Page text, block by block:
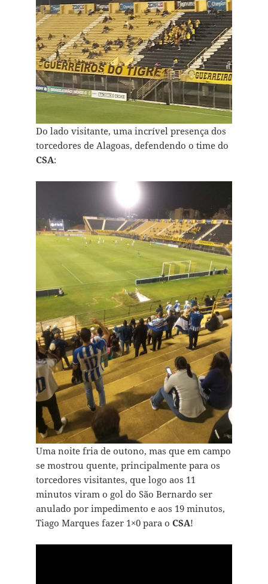
Do lado visitante, uma incrível presença dos
torcedores de Alagoas, defendendo o time do
CSA:
Uma noite fria de outono, mas que em campo
se mostrou quente, principalmente para os
torcedores visitantes, que logo aos 11
minutos viram o gol do São Bernardo ser
anulado por impedimento e aos 19 minutos,
Tiago Marques fazer 1×0 para o CSA!